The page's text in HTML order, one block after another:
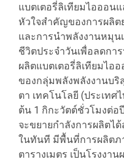
แบตเตอรี่ลิเทียมไอออน
หัวใจสำคัญของการผลิต
และการนำพลังงานหมุน
ชีวิตประจำวันเพื่อลดกา
ผลิตแบตเตอรี่ลิเทียมไอ
ของกลุ่มพลังพลังงานบริ
ตา เทคโนโลยี (ประเทศ
ต้น 1 กิกะวัตต์ชั่วโมงต่
จะขยายกำลังการผลิตไ
ในทันที มีพื้นที่การผลิตภ
ตารางเมตร เป็นโรงงา